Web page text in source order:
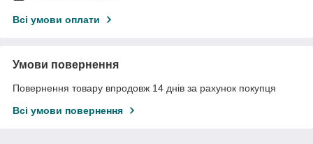
Всі умови оплати
Умови повернення
Повернення товару впродовж 14 днів за рахунок покупця
Всі умови повернення